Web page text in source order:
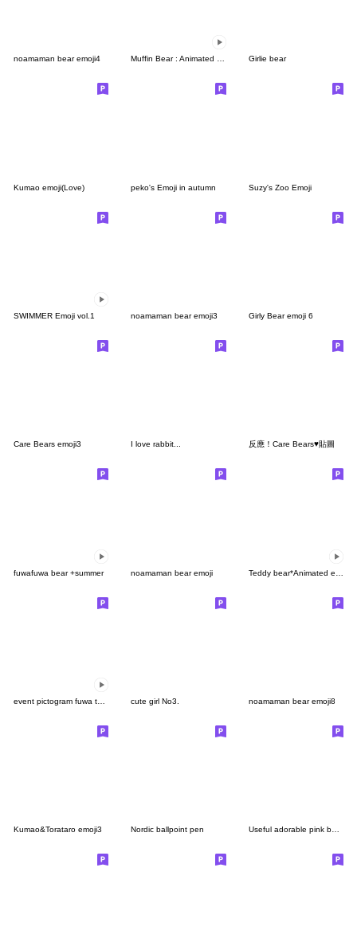
noamaman bear emoji4 Muffin Bear : Animated Emoji Girlie bear
Kumao emoji(Love) peko's Emoji in autumn Suzy's Zoo Emoji
SWIMMER Emoji vol.1 noamaman bear emoji3 Girly Bear emoji 6
Care Bears emoji3 I love rabbit... 反應！Care Bears♥貼圖
fuwafuwa bear +summer noamaman bear emoji
cute girl No3. noamaman bear emoji8
Kumao&Torataro emoji3 Nordic ballpoint pen Useful adorable pink beige basic emoji